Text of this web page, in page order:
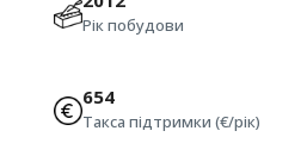
Рік побудови
654
Такса підтримки (€/рік)